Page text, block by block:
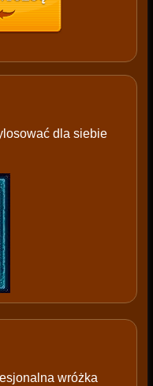
dla siebie
wróżka